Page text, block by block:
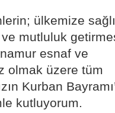
ülkemize
mutluluk
esnaf ve
olmak üzere tüm
Kurban
kutluyorum.